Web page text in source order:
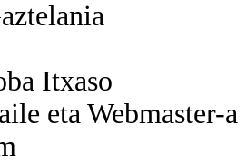
Itxaso
eta Webmaster-a